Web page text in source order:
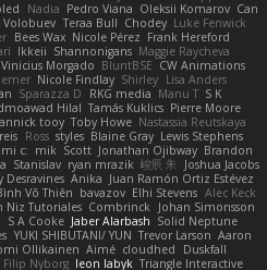
Nadia Pedro Viana Oleksii Komarov Can
Volobuev Teraa Bull Chodey Luke Fenwick
Bees Wax Nicole Pérez Frank Hereford
Ikkeii Shannonigans Maggie Raycheva
Vinicius Morgado BluntBSE CW Animations
Nicole Findlay Shirley Lisa Anders
Sparazza D RKG media Manu T S K
Hilal Tamás Kuklics Pierre Moore
tooy Toby Howe Nastassia Reutskaya
Ross styles Blaine Gray Lewis Stephens
c: mik Scott Jonathan Ojibway Brandon
Stanislav ryan mrazik 峻辰 朱 Joshua Jacobs
Desravines Anika Juan Ramón Ortiz Estévez
Võ Thiên bavazov Elhi Stevens Alec Keck
Niz Tutoriales Combrinck
Johan Simonsson
S A Cooke Jaber Alarbash Solid Neptune
YUKI SHIBUTANI/ YUN Trevor Larson Aaron
Ollikainen Aimé cloudhed
Duskfall
Filip Nyborg leon labyk Triangle Interactive